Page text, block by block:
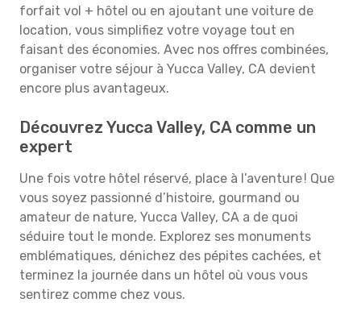
forfait vol + hôtel ou en ajoutant une voiture de
location, vous simplifiez votre voyage tout en
faisant des économies. Avec nos offres combinées,
organiser votre séjour à Yucca Valley, CA devient
encore plus avantageux.
Découvrez Yucca Valley, CA comme un
expert
Une fois votre hôtel réservé, place à l’aventure ! Que
vous soyez passionné d’histoire, gourmand ou
amateur de nature, Yucca Valley, CA a de quoi
séduire tout le monde. Explorez ses monuments
emblématiques, dénichez des pépites cachées, et
terminez la journée dans un hôtel où vous vous
sentirez comme chez vous.